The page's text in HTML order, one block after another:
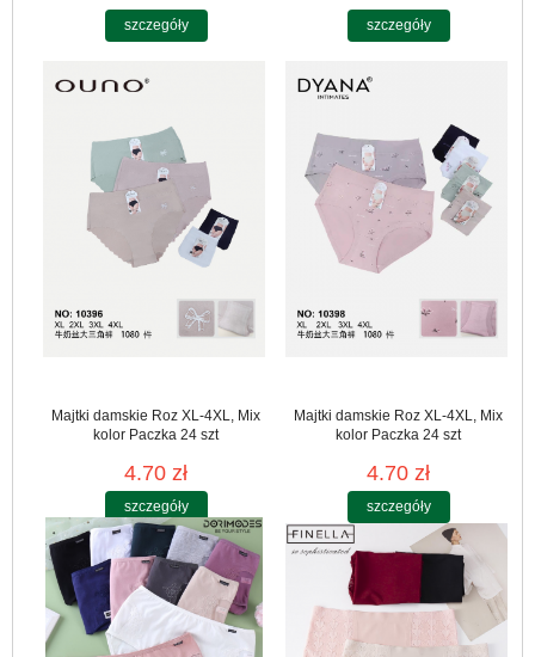
szczegóły szczegóły
Majtki damskie Roz XL-4XL, Mix
kolor Paczka 24 szt
4.70 zł
szczegóły
Majtki damskie Roz XL-4XL, Mix
kolor Paczka 24 szt
4.70 zł
szczegóły